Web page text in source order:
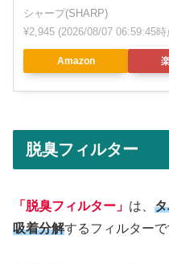
シャープ(SHARP)
¥2,945 (2026/08/07 06:59:45
Amazon
脱臭フィルター
「脱臭フィルター」 は、
吸着分解するフィルターで